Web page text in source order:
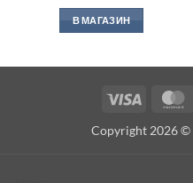
В МАГАЗИН
Visa
Copyright 2026 ©